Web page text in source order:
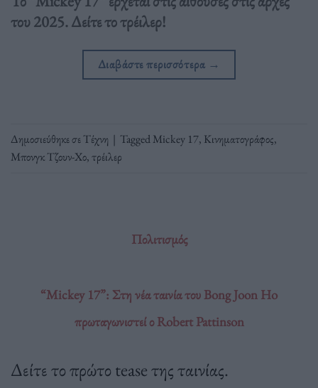
του 2025. Δείτε το τρέιλερ!
Διαβάστε περισσότερα →
Δημοσιεύθηκε σεΤέχνη | TaggedMickey 17, Κινηματογράφος,
Μπονγκ Τζουν-Χο,τρέιλερ
Πολιτισμός
“Mickey 17”: Στη νέα ταινία του Bong Joon Ho
πρωταγωνιστεί ο Robert Pattinson
Δείτε το πρώτο tease της ταινίας.